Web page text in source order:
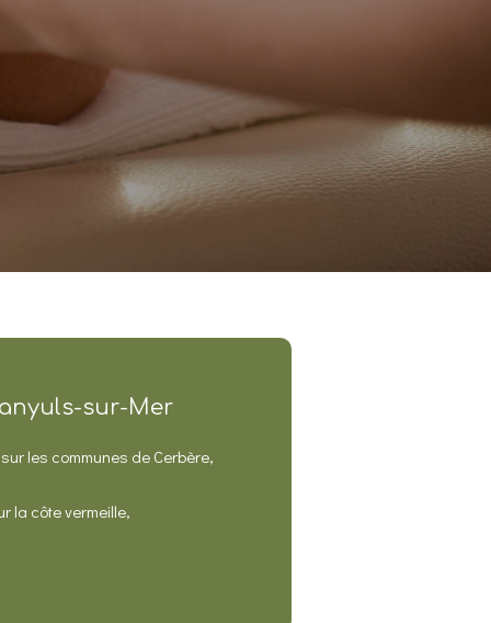
sur-Mer
les communes de Cerbère,
la côte vermeille,